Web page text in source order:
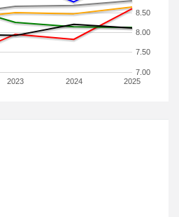
2023 2024 2025
7.00
7.50
8.00
8.50